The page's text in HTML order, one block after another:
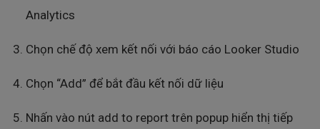
Analytics
Chọn chế độ xem kết nối với báo cáo Looker Studio
Chọn “Add” để bắt đầu kết nối dữ liệu
Nhấn vào nút add to report trên popup hiển thị tiếp